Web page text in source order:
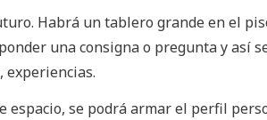
Habrá un tablero grande en el
una consigna o pregunta y así
experiencias.
se podrá armar el perfil